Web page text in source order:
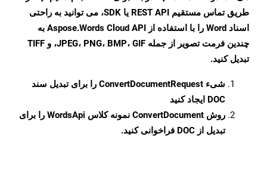
طریق تماس مستقیم REST API یا SDK، می توانید به راحتی
اسناد Word را با استفاده از Aspose.Words Cloud API به
چندین فرمت تصویر از جمله JPEG، PNG، BMP، GIF، و TIFF
تبدیل کنید.
شیء ConvertDocumentRequest را برای تبدیل سند
DOC ایجاد کنید
روش ConvertDocument
نمونه کلاس WordsApi را برای
تبدیل از DOC فراخوانی کنید.